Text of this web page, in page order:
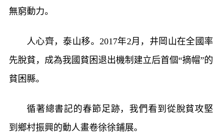
無窮動力。
人心齊，泰山移。2017年2月，井岡山在全國率
先脫貧，成為我國貧困退出機制建立后首個“摘帽”的
貧困縣。
循著總書記的春節足跡，我們看到從脫貧攻堅
到鄉村振興的動人畫卷徐徐鋪展。